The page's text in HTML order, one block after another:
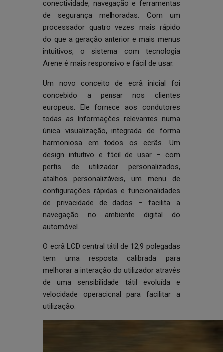
conectividade, navegação e ferramentas
de segurança melhoradas. Com um
processador quatro vezes mais rápido
do que a geração anterior e mais menus
intuitivos, o sistema com tecnologia
Arene é mais responsivo e fácil de usar.
Um novo conceito de ecrã inicial foi
concebido a pensar nos clientes
europeus. Ele fornece aos condutores
todas as informações relevantes numa
única visualização, integrada de forma
harmoniosa em todos os ecrãs. Um
design intuitivo e fácil de usar – com
perfis de utilizador personalizados,
atalhos personalizáveis, um menu de
configurações rápidas e funcionalidades
de privacidade de dados – facilita a
navegação no ambiente digital do
automóvel.
O ecrã LCD central tátil de 12,9 polegadas
tem uma resposta calibrada para
melhorar a interação do utilizador através
de uma sensibilidade tátil evoluída e
velocidade operacional para facilitar a
utilização.